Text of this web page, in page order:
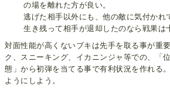
の場を離れた方が良い。
逃げた相手以外にも、他の敵に気付かれ
生き残って相手が退却したのなら戦果は
対面性能が高くないブキは先手を取る事が重
ク、スニーキング、イカニンジャ等での、「
態」から初弾を当てる事で有利状況を作れる
ようにしよう。